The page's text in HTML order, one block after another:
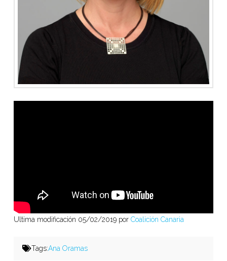
Ultima modificación 05/02/2019 por Coalición Canaria
Tags:Ana Oramas